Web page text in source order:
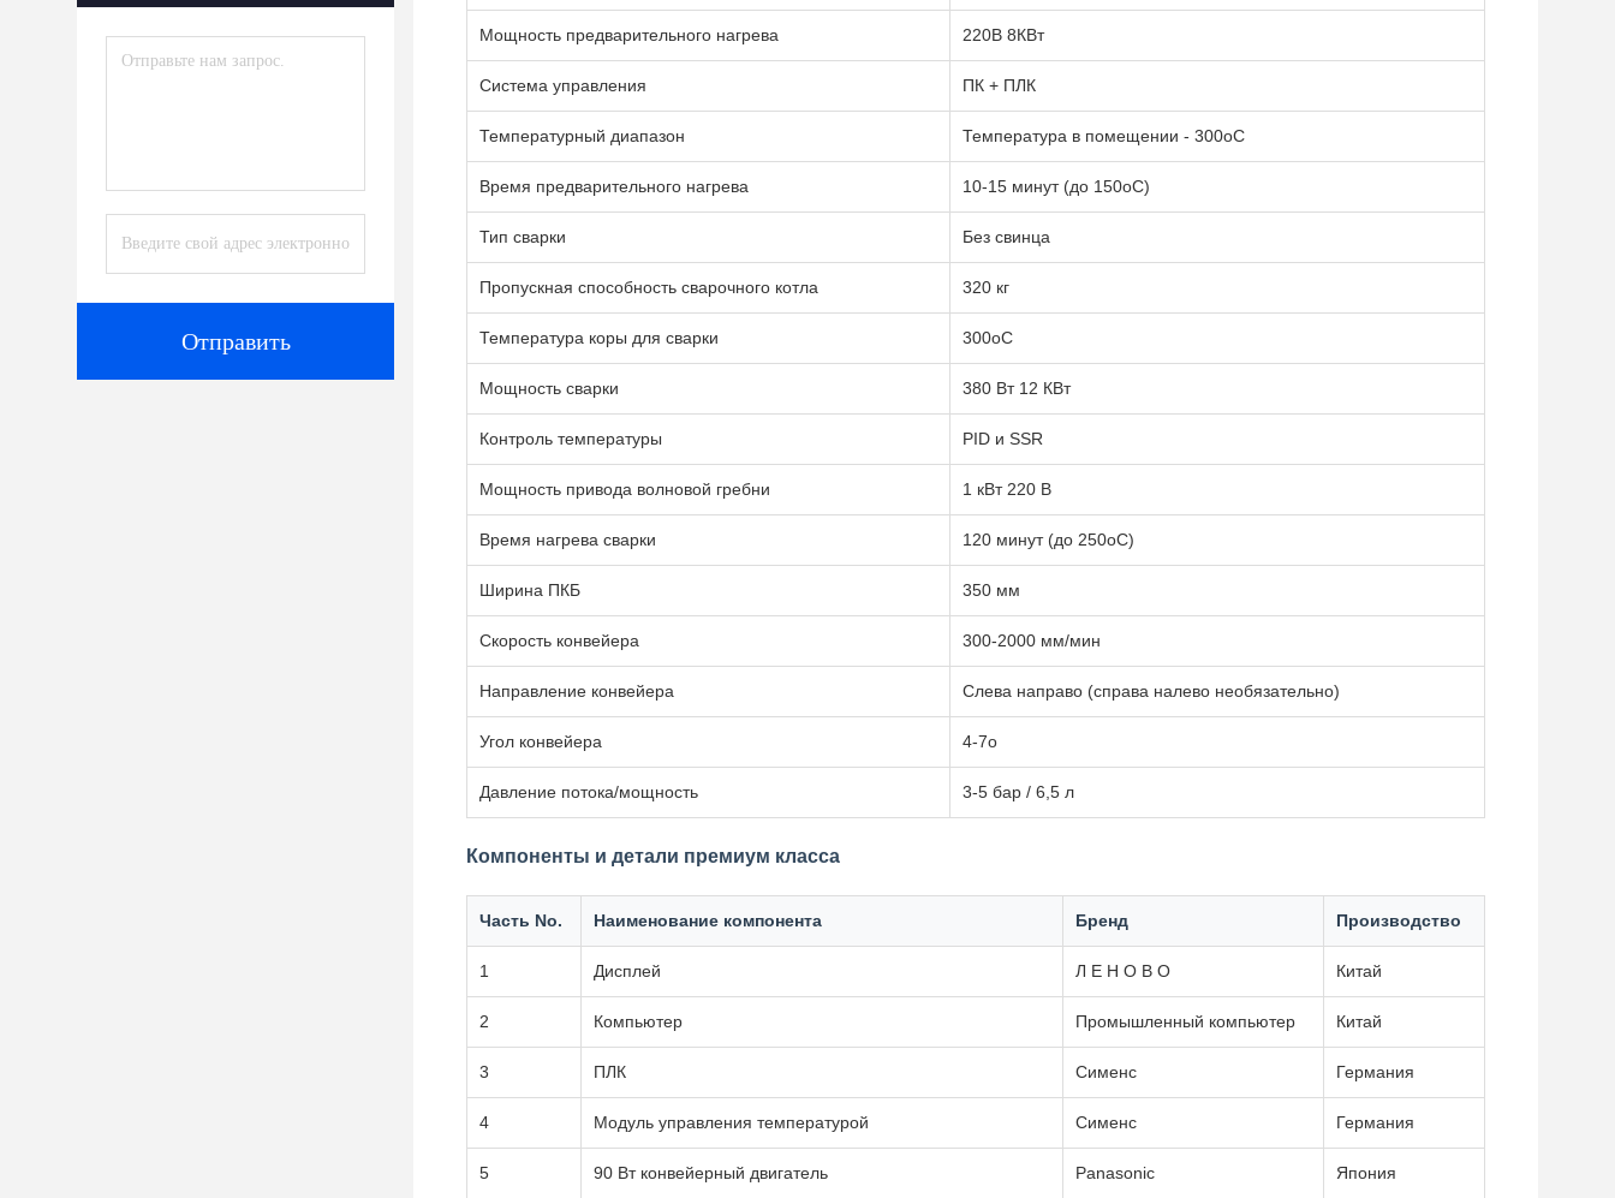
Отправить
Мощность предварительного нагрева 220В 8КВт
Система управления ПК + ПЛК
Температурный диапазон Температура в помещении - 300oC
Время предварительного нагрева 10-15 минут (до 150oC)
Тип сварки Без свинца
Пропускная способность сварочного котла 320 кг
Температура коры для сварки 300oC
Мощность сварки 380 Вт 12 КВт
Контроль температуры PID и SSR
Мощность привода волновой гребни 1 кВт 220 В
Время нагрева сварки 120 минут (до 250oC)
Ширина ПКБ 350 мм
Скорость конвейера 300-2000 мм/мин
Направление конвейера Слева направо (справа налево необязательно)
Угол конвейера 4-7o
Давление потока/мощность 3-5 бар / 6,5 л
Компоненты и детали премиум класса
Часть No. Наименование компонента Бренд Производство
1 Дисплей Л Е Н О В О Китай
2 Компьютер Промышленный компьютер Китай
3 ПЛК Сименс Германия
4 Модуль управления температурой Сименс Германия
5 90 Вт конвейерный двигатель Panasonic Япония